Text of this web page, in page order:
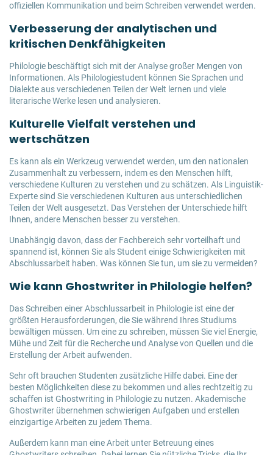
offiziellen Kommunikation und beim Schreiben verwendet werden.
Verbesserung der analytischen und
kritischen Denkfähigkeiten
Philologie beschäftigt sich mit der Analyse großer Mengen von
Informationen. Als Philologiestudent können Sie Sprachen und
Dialekte aus verschiedenen Teilen der Welt lernen und viele
literarische Werke lesen und analysieren.
Kulturelle Vielfalt verstehen und
wertschätzen
Es kann als ein Werkzeug verwendet werden, um den nationalen
Zusammenhalt zu verbessern, indem es den Menschen hilft,
verschiedene Kulturen zu verstehen und zu schätzen. Als Linguistik-
Experte sind Sie verschiedenen Kulturen aus unterschiedlichen
Teilen der Welt ausgesetzt. Das Verstehen der Unterschiede hilft
Ihnen, andere Menschen besser zu verstehen.
Unabhängig davon, dass der Fachbereich sehr vorteilhaft und
spannend ist, können Sie als Student einige Schwierigkeiten mit
Abschlussarbeit haben. Was können Sie tun, um sie zu vermeiden?
Wie kann Ghostwriter in Philologie helfen?
Das Schreiben einer Abschlussarbeit in Philologie ist eine der
größten Herausforderungen, die Sie während Ihres Studiums
bewältigen müssen. Um eine zu schreiben, müssen Sie viel Energie,
Mühe und Zeit für die Recherche und Analyse von Quellen und die
Erstellung der Arbeit aufwenden.
Sehr oft brauchen Studenten zusätzliche Hilfe dabei. Eine der
besten Möglichkeiten diese zu bekommen und alles rechtzeitig zu
schaffen ist Ghostwriting in Philologie zu nutzen. Akademische
Ghostwriter übernehmen schwierigen Aufgaben und erstellen
einzigartige Arbeiten zu jedem Thema.
Außerdem kann man eine Arbeit unter Betreuung eines